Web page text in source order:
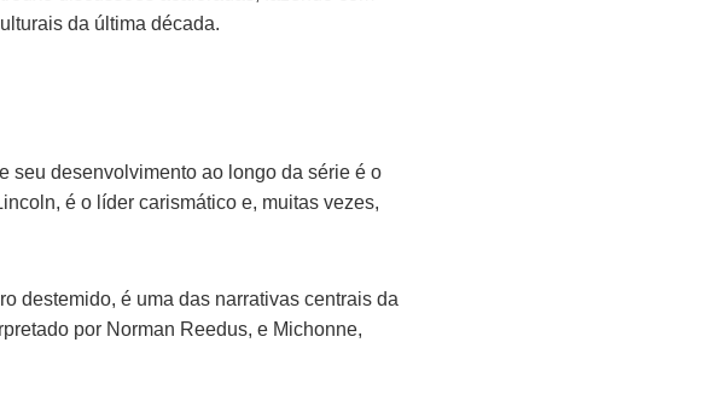
da última década.
seu desenvolvimento ao longo da série é o
é o líder carismático e, muitas vezes,
destemido, é uma das narrativas centrais da
por Norman Reedus, e Michonne,